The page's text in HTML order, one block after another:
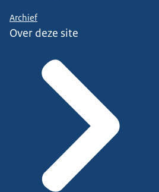
Archief
Over deze site